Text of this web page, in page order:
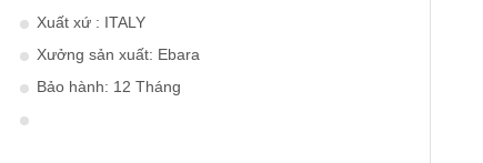
Xuất xứ : ITALY
Xưởng sản xuất: Ebara
Bảo hành: 12 Tháng